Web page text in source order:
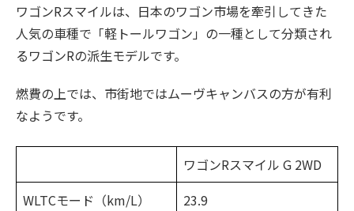
ワゴンRスマイルは、日本のワゴン市場を牽引してきた
人気の車種で「軽トールワゴン」の一種として分類され
るワゴンRの派生モデルです。
燃費の上では、市街地ではムーヴキャンバスの方が有利
なようです。
ワゴンRスマイル G 2WD
WLTCモード（km/L）
23.9